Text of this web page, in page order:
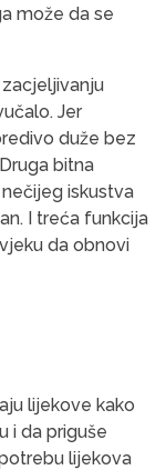
može da se
Jer
duže bez
bitna
iskustva
I treća funkcija
da obnovi
lijekove kako
i da priguše
lijekova